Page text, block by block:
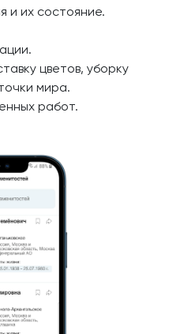
и их состояние.
цветов, уборку
мира.
работ.